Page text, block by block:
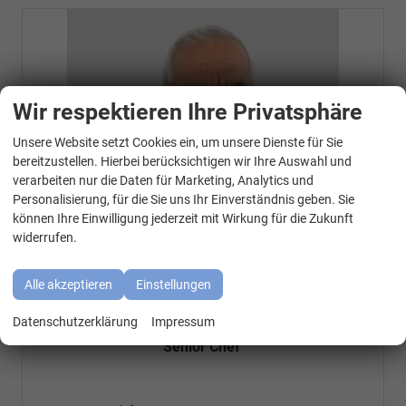
Özen Özkara
Senior Chef
Wir respektieren Ihre Privatsphäre
Unsere Website setzt Cookies ein, um unsere Dienste für Sie
bereitzustellen. Hierbei berücksichtigen wir Ihre Auswahl und
verarbeiten nur die Daten für Marketing, Analytics und
Personalisierung, für die Sie uns Ihr Einverständnis geben. Sie
können Ihre Einwilligung jederzeit mit Wirkung für die Zukunft
widerrufen.
Alle akzeptieren Einstellungen
Datenschutzerklärung Impressum